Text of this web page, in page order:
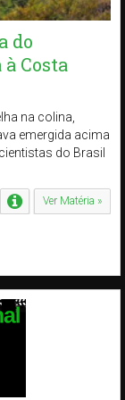
do
Costa
na colina,
emergida acima
do Brasil
Ver Matéria »